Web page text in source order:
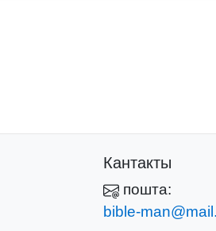
Кантакты
пошта:
bible-